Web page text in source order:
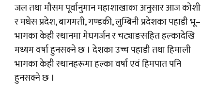
जल तथा मौसम पूर्वानुमान महाशाखाका अनुसार आज कोशी
र मधेस प्रदेश, बागमती, गण्डकी, लुम्बिनी प्रदेशका पहाडी भू–
भागका केही स्थानमा मेघगर्जन र चट्याङसहित हल्कादेखि
मध्यम वर्षा हुनसक्ने छ । देशका उच्च पहाडी तथा हिमाली
भागका केही स्थानहरूमा हल्का वर्षा एवं हिमपात पनि
हुनसक्ने छ ।